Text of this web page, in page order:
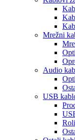
Mrežni
Audio
USB